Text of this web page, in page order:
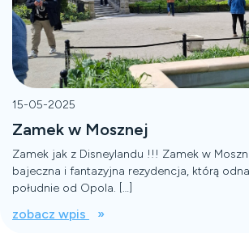
15-05-2025
Zamek w Mosznej
Zamek jak z Disneylandu !!! Zamek w
bajeczna i fantazyjna rezydencja, którą
południe od Opola. […]
zobacz wpis